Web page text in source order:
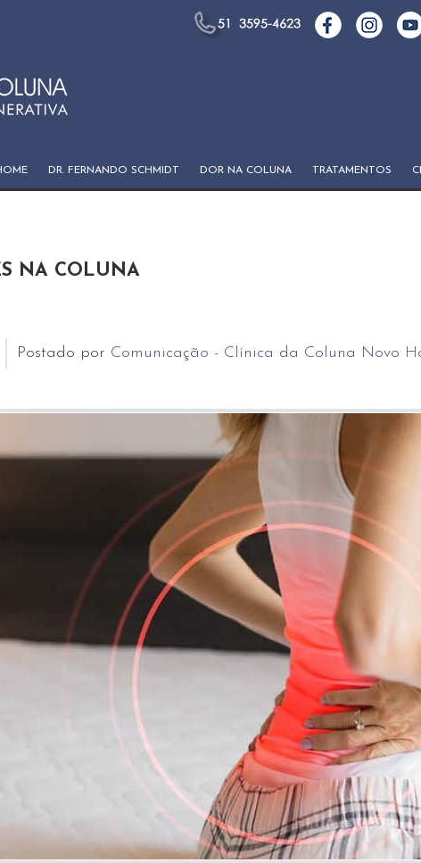
DR. FERNANDO SCHMIDT DOR NA COLUNA TRATAMENTOS
NA COLUNA
Postado por Comunicação - Clínica da Coluna Novo